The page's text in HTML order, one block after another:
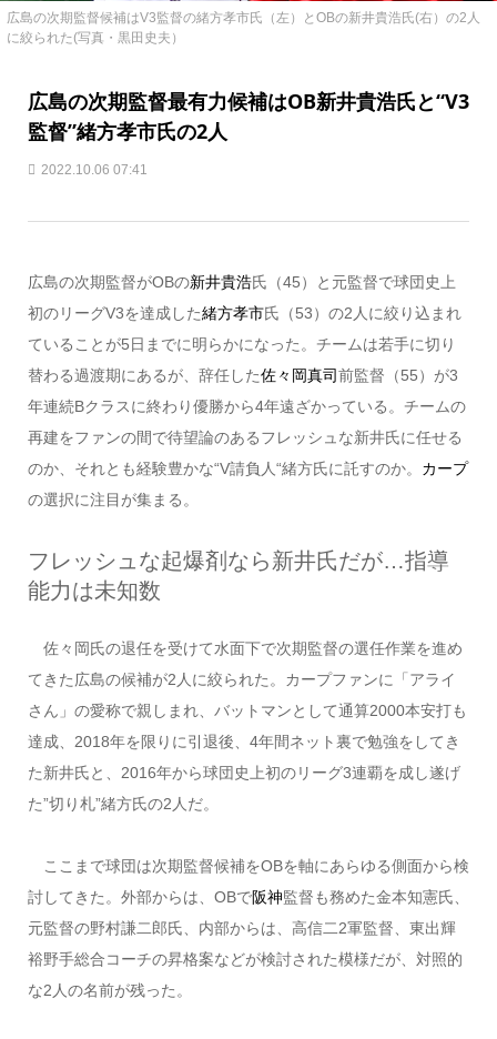
広島の次期監督候補はV3監督の緒方孝市氏（左）とOBの新井貴浩氏(右）の2人
に絞られた(写真・黒田史夫）
広島の次期監督最有力候補はOB新井貴浩氏と“V3
監督”緒方孝市氏の2人
2022.10.06 07:41
広島の次期監督がOBの新井貴浩氏（45）と元監督で球団史上
初のリーグV3を達成した緒方孝市氏（53）の2人に絞り込まれ
ていることが5日までに明らかになった。チームは若手に切り
替わる過渡期にあるが、辞任した佐々岡真司前監督（55）が3
年連続Bクラスに終わり優勝から4年遠ざかっている。チームの
再建をファンの間で待望論のあるフレッシュな新井氏に任せる
のか、それとも経験豊かな“V請負人“緒方氏に託すのか。 カープ
の選択に注目が集まる。
フレッシュな起爆剤なら新井氏だが…指導
能力は未知数
佐々岡氏の退任を受けて水面下で次期監督の選任作業を進め
てきた広島の候補が2人に絞られた。カープファンに「アライ
さん」の愛称で親しまれ、バットマンとして通算2000本安打も
達成、2018年を限りに引退後、4年間ネット裏で勉強をしてき
た新井氏と、2016年から球団史上初のリーグ3連覇を成し遂げ
た”切り札”緒方氏の2人だ。
ここまで球団は次期監督候補をOBを軸にあらゆる側面から検
討してきた。外部からは、OBで阪神監督も務めた金本知憲氏、
元監督の野村謙二郎氏、内部からは、高信二2軍監督、東出輝
裕野手総合コーチの昇格案などが検討された模様だが、対照的
な2人の名前が残った。